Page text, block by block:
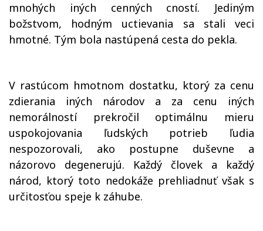
mnohých iných cenných cností. Jediným
božstvom, hodným uctievania sa stali veci
hmotné. Tým bola nastúpená cesta do pekla.
V rastúcom hmotnom dostatku, ktorý za cenu
zdierania iných národov a za cenu iných
nemorálností prekročil optimálnu mieru
uspokojovania ľudských potrieb ľudia
nespozorovali, ako postupne duševne a
názorovo degenerujú. Každý človek a každý
národ, ktorý toto nedokáže prehliadnuť však s
určitosťou speje k záhube.